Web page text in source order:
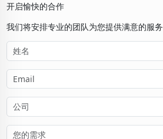
开启愉快的合作
我们将安排专业的团队为您提供满意的服务